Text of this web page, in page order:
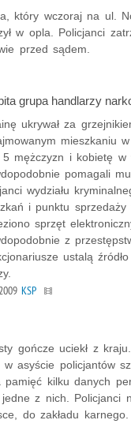
który wczoraj na ul.
w opla. Policjanci
przed sądem.
grupa handlarzy
ukrywał za
mieszkaniu
5 mężczyzn i kobietę
pomagali
wydziału
i punktu
sprzęt
z
ustalą
KSP
gończe uciekł z
asyście policjantów
kilku danych
z nich. Policjanci
do zakładu karnego.